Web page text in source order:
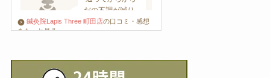
鍼灸院Lapis Three 町田店の口コミ・感想
をもっと見る